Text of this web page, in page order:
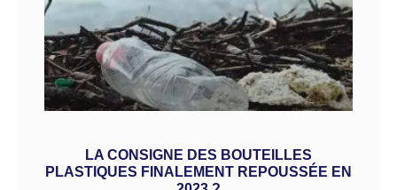
LA CONSIGNE DES BOUTEILLES
PLASTIQUES FINALEMENT REPOUSSÉE EN